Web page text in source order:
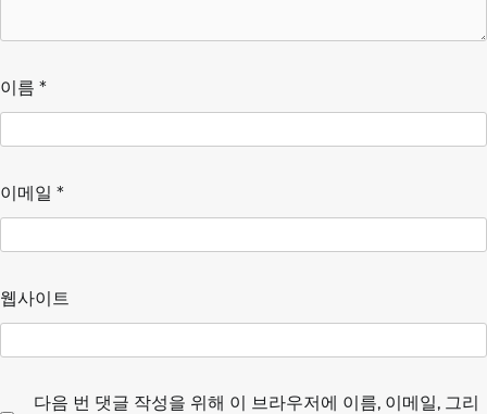
이름 *
이메일 *
웹사이트
다음 번 댓글 작성을 위해 이 브라우저에 이름, 이메일, 그리